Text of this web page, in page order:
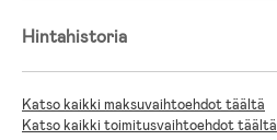
Hintahistoria
Katso kaikki maksuvaihtoehdot täältä
Katso kaikki toimitusvaihtoehdot täältä